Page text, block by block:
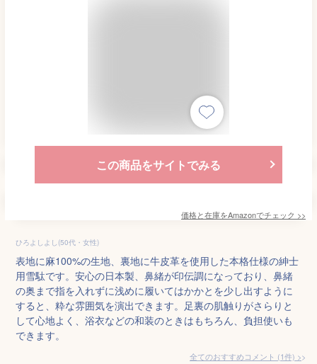
この商品をサイトでみる
価格と在庫をAmazonでチェック >>
ひろよしよし(50代・女性)
表地に麻100%の生地、裏地に牛皮革を使用した本格仕様の紳士
用雪駄です。安心の日本製、鼻緒が印伝調になっており、鼻緒
の奥まで指を入れずに浅めに履いてはかかとを少し出すように
すると、粋な雰囲気を演出できます。足裏の肌触りがさらりと
して心地よく、浴衣などの和装のときはもちろん、負担使いも
できます。
全てのおすすめコメント (1件) >